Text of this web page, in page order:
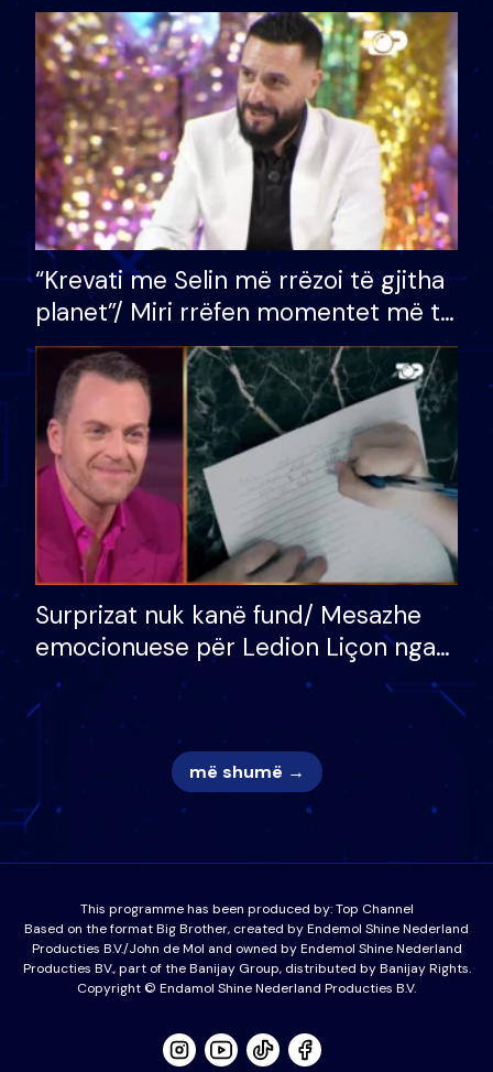
bashkëshorten: S’kemi ndonjë letër
divorci apo jo?
“Krevati me Selin më rrëzoi të gjitha
planet”/ Miri rrëfen momentet më të
bukura në shtëpinë e BB VIP: Do më
mungojë zilja e mëngjesit kur…
Surprizat nuk kanë fund/ Mesazhe
emocionuese për Ledion Liçon nga
nëna dhe fëmijët e tij, moderatori
nuk i mban dot lotët: Nuk meritoj…
më shumë →
This programme has been produced by:Top Channel
Based on the format Big Brother, created by Endemol Shine Nederland
Producties B.V./John de Mol and owned by Endemol Shine Nederland
Producties BV., part of the Banijay Group, distributed by Banijay Rights.
Copyright © Endamol Shine Nederland Producties B.V.